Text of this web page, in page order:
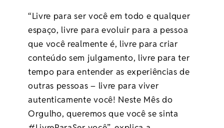
“Livre para ser você em todo e qualquer
espaço, livre para evoluir para a pessoa
que você realmente é, livre para criar
conteúdo sem julgamento, livre para ter
tempo para entender as experiências de
outras pessoas – livre para viver
autenticamente você! Neste Mês do
Orgulho, queremos que você se sinta